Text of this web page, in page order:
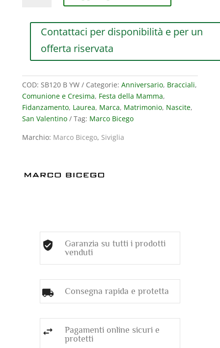
GIALLO
BIANCO
CON
DIAMANTI
(
ct.0,15
Contattaci per disponibilità e per un
offerta riservata
COD: SB120 B YW Categorie: Anniversario, Bracciali,
Comunione e Cresima, Festa della Mamma,
Fidanzamento, Laurea, Marca, Matrimonio, Nascite,
San Valentino
Tag: Marco Bicego
Marchio: Marco Bicego, Siviglia
Garanzia su tutti i prodotti
venduti
Consegna rapida e protetta
Pagamenti online sicuri e
protetti